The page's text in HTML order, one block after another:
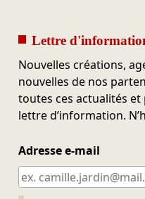
Lettre
Nouvelles créations,
nouvelles de nos
toutes ces actualités
lettre d’information.
Adresse e-mail